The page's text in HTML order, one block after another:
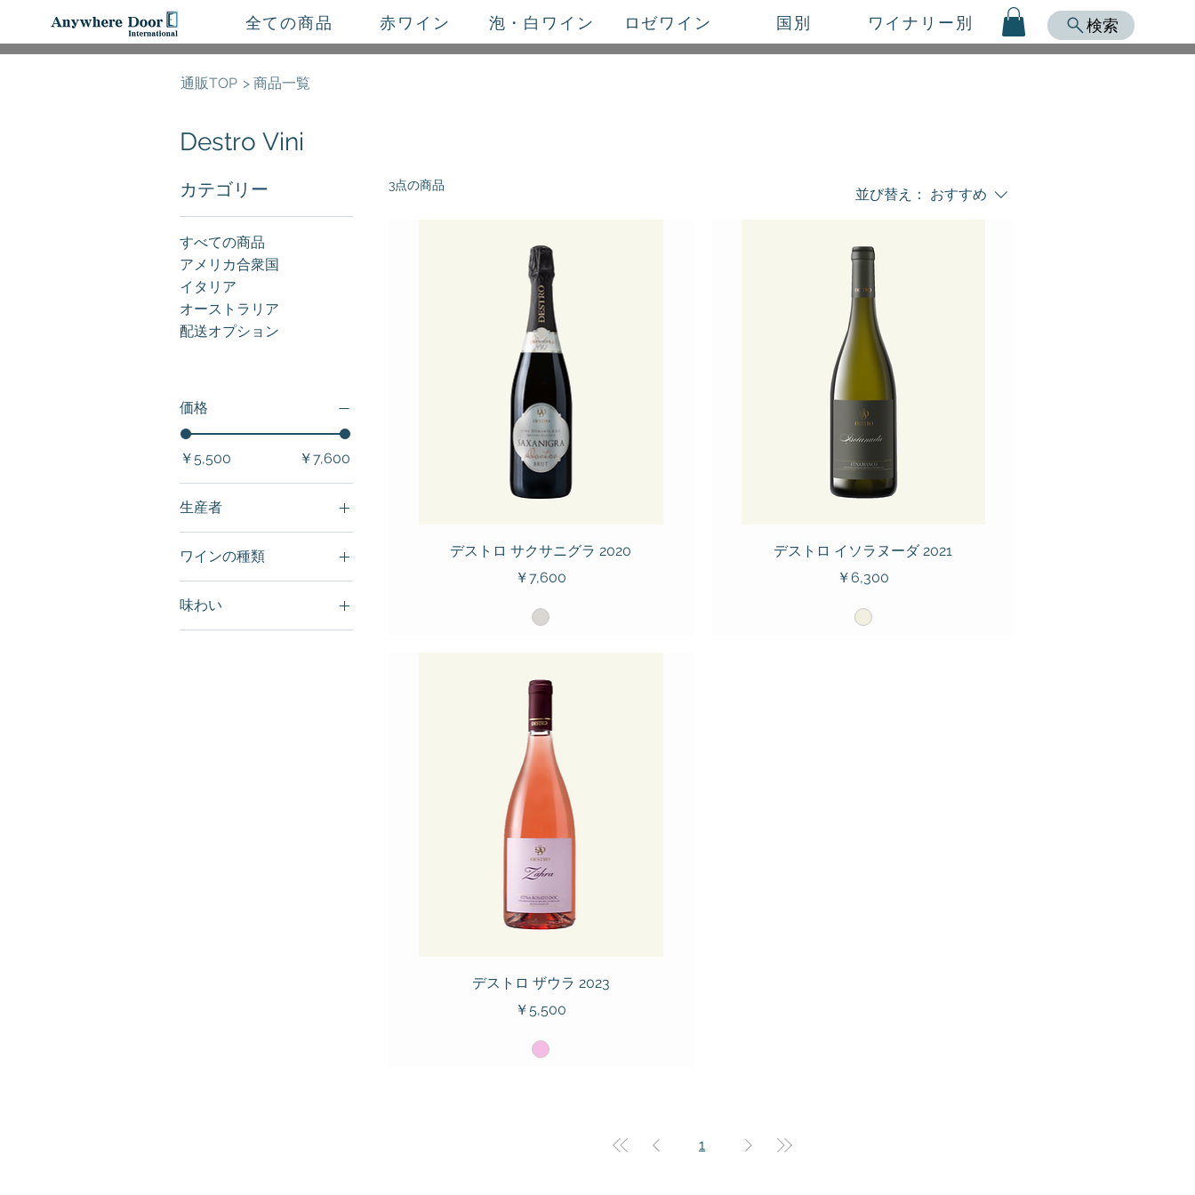
全ての商品 赤ワイン 泡・白ワイン ロゼワイン 国別 ワイナリー別 検索
通販TOP > 商品一覧
Destro Vini
カテゴリー
すべての商品
アメリカ合衆国
イタリア
オーストラリア
配送オプション
価格
￥5,500 ￥7,600
生産者
ワインの種類
白ワイン
味わい
3点の商品
並び替え： おすすめ
デストロ サクサニグラ 2020
価格
￥7,600
デストロ イソラヌーダ 2021
価格
￥6,300
デストロ ザウラ 2023
価格
￥5,500
1